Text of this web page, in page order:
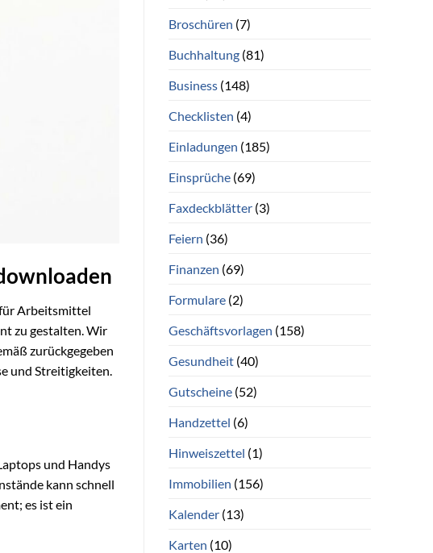
Arbeitsmittel
zu gestalten. Wir
zurückgegeben
und Streitigkeiten.
und Handys
kann schnell
es ist ein
Broschüren (7)
Buchhaltung(81)
Business(148)
Checklisten (4)
Einladungen (185)
Einsprüche(69)
Faxdeckblätter(3)
Feiern (36)
Finanzen (69)
Formulare(2)
Geschäftsvorlagen (158)
Gesundheit(40)
Gutscheine(52)
Handzettel (6)
Hinweiszettel (1)
Immobilien (156)
Kalender(13)
Karten (10)